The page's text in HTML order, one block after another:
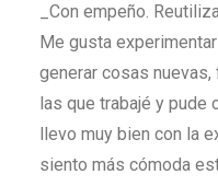
_Con empeño.
Me gusta
generar cosas
las que trabajé y pude
llevo muy bien con la
siento más cómoda